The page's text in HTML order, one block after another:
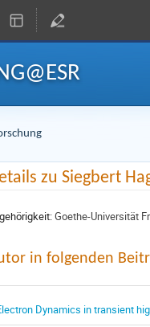
zu Siegbert
Goethe-Universität
in folgenden
Dynamics in transient